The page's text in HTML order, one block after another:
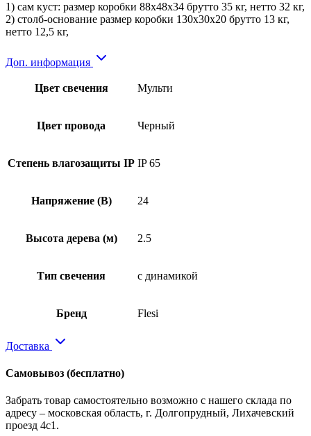
1) сам куст: размер коробки 88х48х34 брутто 35 кг, нетто 32 кг,
2) столб-основание размер коробки 130х30х20 брутто 13 кг,
нетто 12,5 кг,
Доп. информация
Цвет свечения Мульти
Цвет провода Черный
Степень влагозащиты IP IP 65
Напряжение (В) 24
Высота дерева (м) 2.5
Тип свечения с динамикой
Бренд Flesi
Доставка
Самовывоз (бесплатно)
Забрать товар самостоятельно возможно с нашего склада по
адресу – московская область, г. Долгопрудный, Лихачевский
проезд 4с1.